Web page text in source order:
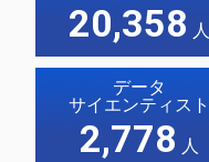
20,358 人
データ
サイエンティスト
2,778 人